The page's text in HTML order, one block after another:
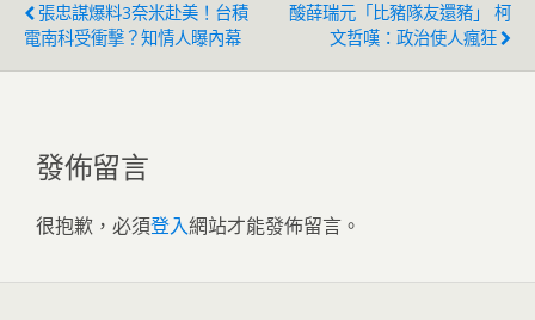
張忠謀爆料3奈米赴美！台積
電南科受衝擊？知情人曝內幕
酸薛瑞元「比豬隊友還豬」 柯
文哲嘆：政治使人瘋狂
發佈留言
很抱歉，必須登入網站才能發佈留言。